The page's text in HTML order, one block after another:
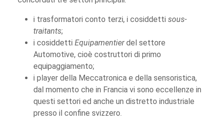
i trasformatori conto terzi, i cosiddetti sous-
traitants;
i cosiddetti Equipamentierdel settore
Automotive, cioè costruttori di primo
equipaggiamento;
i player della Meccatronica e della sensoristica,
dal momento che in Francia vi sono eccellenze in
questi settori ed anche un distretto industriale
presso il confine svizzero.